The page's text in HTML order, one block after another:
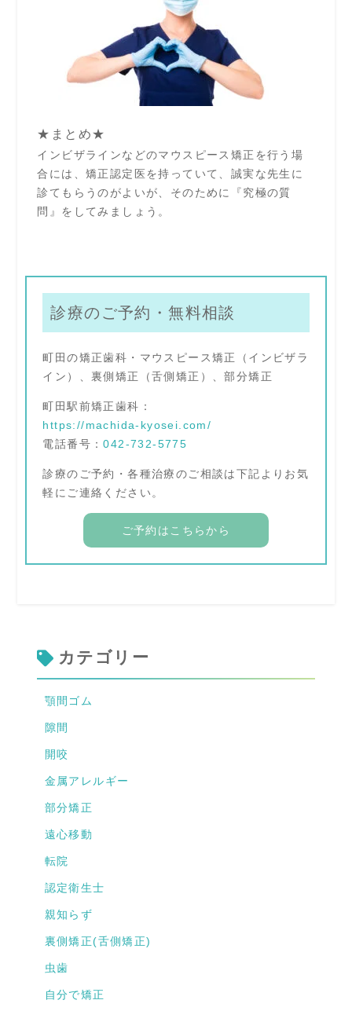
★まとめ★
インビザラインなどのマウスピース矯正を行う場
合には、矯正認定医を持っていて、誠実な先生に
診てもらうのがよいが、そのために『究極の質
問』をしてみましょう。
診療のご予約・無料相談
町田の矯正歯科・マウスピース矯正（インビザラ
イン）、裏側矯正（舌側矯正）、部分矯正
町田駅前矯正歯科：
https://machida-kyosei.com/
電話番号：042-732-5775
診療のご予約・各種治療のご相談は下記よりお気
軽にご連絡ください。
ご予約はこちらから
カテゴリー
顎間ゴム
隙間
開咬
金属アレルギー
部分矯正
遠心移動
転院
認定衛生士
親知らず
裏側矯正(舌側矯正)
虫歯
自分で矯正